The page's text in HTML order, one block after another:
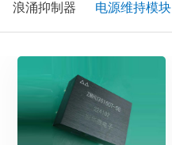
浪涌抑制器 电源维持模块